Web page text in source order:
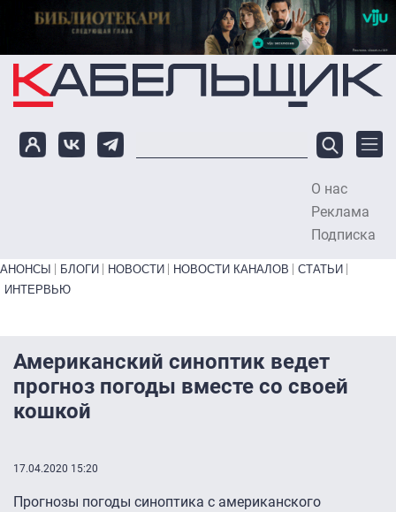
Перейти к основному содержанию
О нас
Реклама
Подписка
Primary links bottom
АНОНСЫ БЛОГИ НОВОСТИ НОВОСТИ КАНАЛОВ
СТАТЬИ
ИНТЕРВЬЮ
Американский синоптик ведет
прогноз погоды вместе со своей
кошкой
17.04.2020 15:20
Прогнозы погоды синоптика с американского